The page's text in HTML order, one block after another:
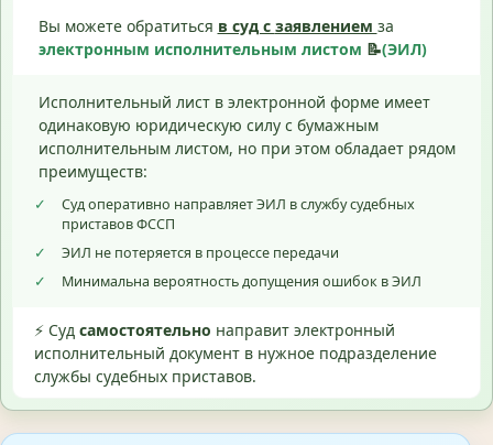
Вы можете обратиться в суд с заявлением за
электронным исполнительным листом 📝(ЭИЛ)
Исполнительный лист в электронной форме имеет
одинаковую юридическую силу с бумажным
исполнительным листом, но при этом обладает рядом
преимуществ:
✓
Суд оперативно направляет ЭИЛ в службу судебных
приставов ФССП
✓
ЭИЛ не потеряется в процессе передачи
✓
Минимальна вероятность допущения ошибок в ЭИЛ
⚡ Суд самостоятельно направит электронный
исполнительный документ в нужное подразделение
службы судебных приставов.